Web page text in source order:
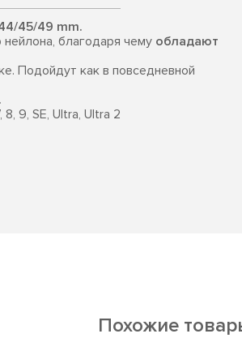
45/49 mm.
благодаря чему обладают
Подойдут как в повседневной
9, SE, Ultra, Ultra 2
Похожие